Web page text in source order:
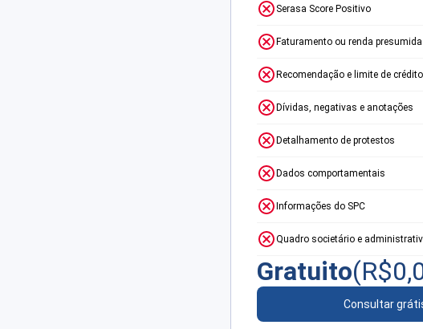
Serasa Score Positivo
Faturamento ou renda presumida
Recomendação e limite de crédito
Dívidas, negativas e anotações
Detalhamento de protestos
Dados comportamentais
Informações do SPC
Quadro societário e
Gratuito(R$
Consultar